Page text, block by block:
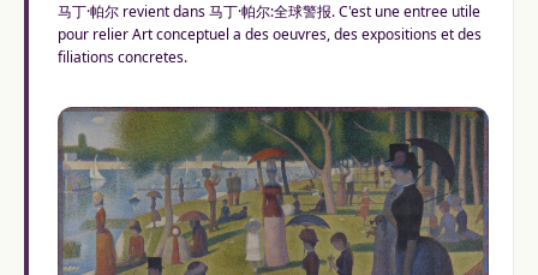
马丁·帕尔 revient dans 马丁·帕尔:全球警报. C'est une entree utile
pour relier Art conceptuel a des oeuvres, des expositions et des
filiations concretes.